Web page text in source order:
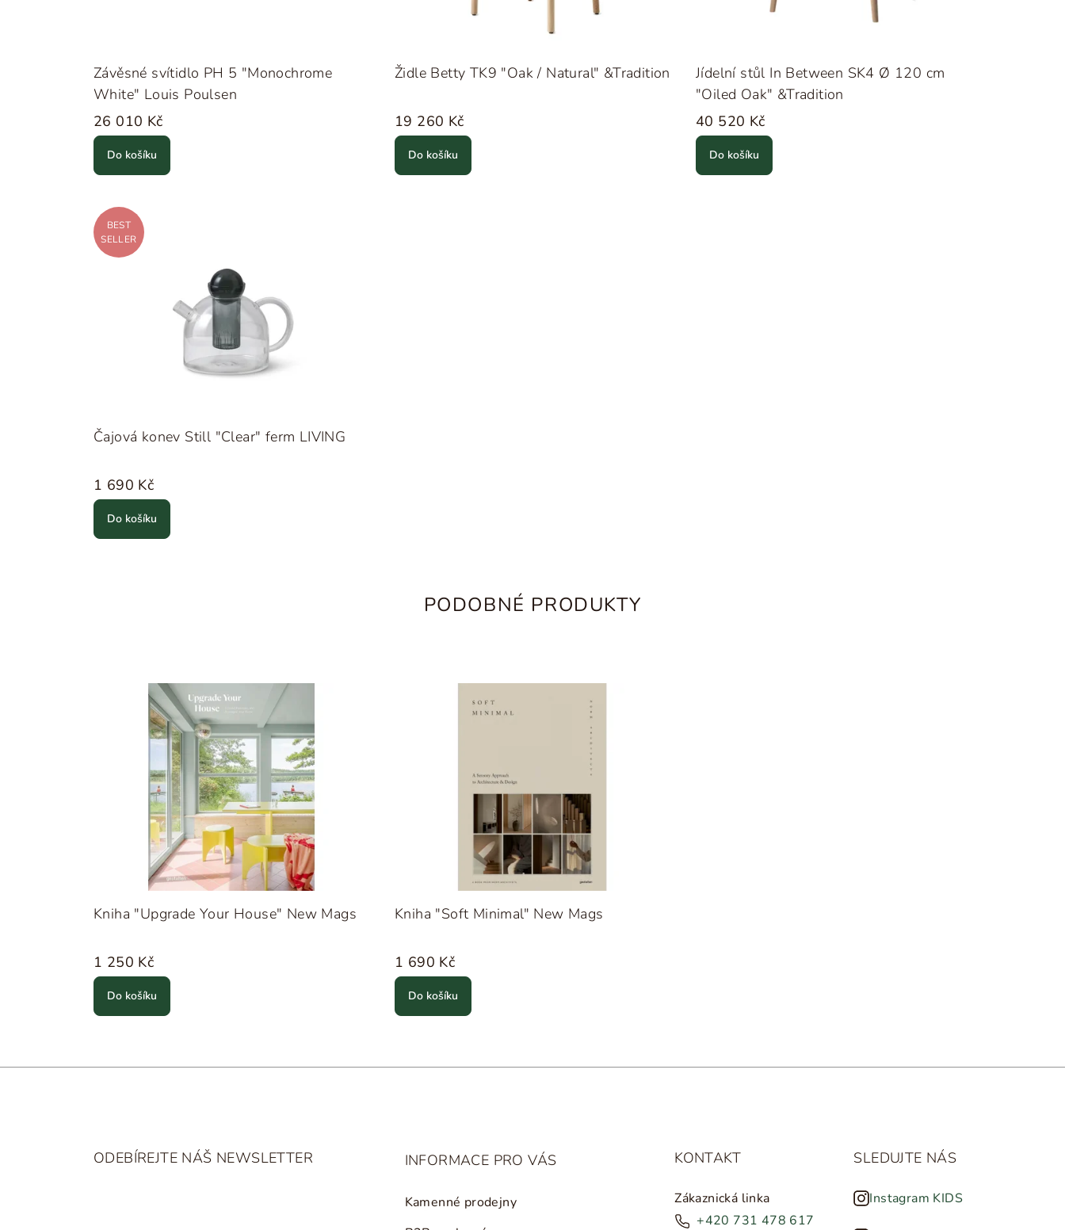
Závěsné svítidlo PH 5 "Monochrome
White" Louis Poulsen
26 010 Kč
Do košíku
Židle Betty TK9 "Oak / Natural" &Tradition
19 260 Kč
Do košíku
Jídelní stůl In Between SK4 Ø 120 cm
"Oiled Oak" &Tradition
40 520 Kč
Do košíku
BEST
SELLER
Čajová konev Still "Clear" ferm LIVING
1 690 Kč
Do košíku
PODOBNÉ PRODUKTY
Kniha "Upgrade Your House" New Mags
1 250 Kč
Do košíku
Kniha "Soft Minimal" New Mags
1 690 Kč
Do košíku
ODEBÍREJTE NÁŠ NEWSLETTER INFORMACE PRO VÁS
Kamenné prodejny
KONTAKT
Zákaznická linka
+420 731 478 617
SLEDUJTE NÁS
Instagram KIDS